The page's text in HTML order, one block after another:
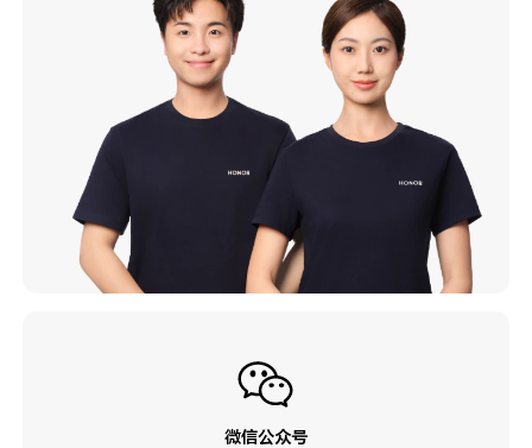
微信公众号